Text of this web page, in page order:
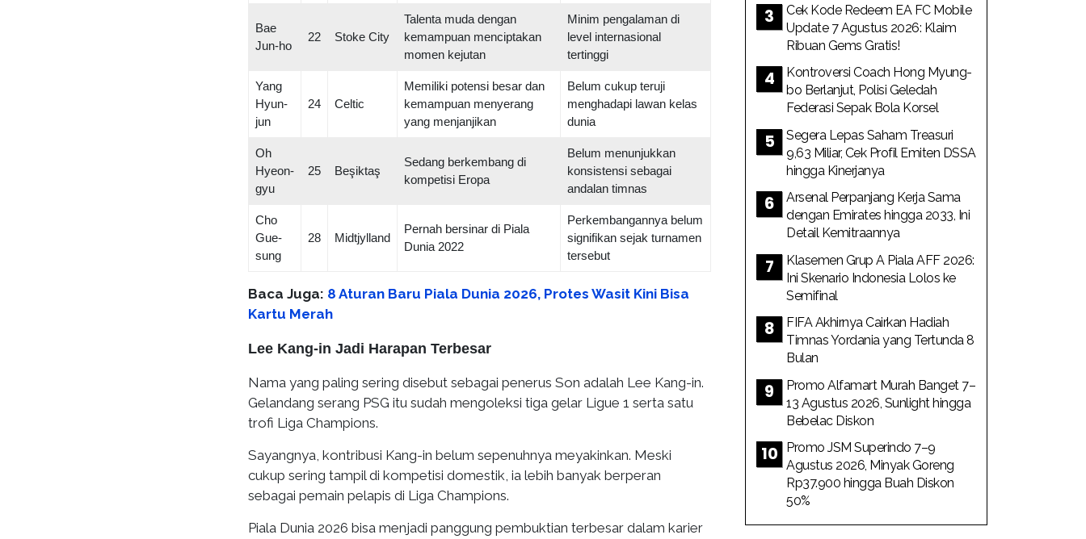
Bae
Jun-ho
22 Stoke City
Talenta muda dengan
kemampuan menciptakan
momen kejutan
Minim pengalaman di
level internasional
tertinggi
Yang
Hyun-
jun
24 Celtic
Memiliki potensi besar dan
kemampuan menyerang
yang menjanjikan
Belum cukup teruji
menghadapi lawan kelas
dunia
Oh
Hyeon-
gyu
25 Beşiktaş
Sedang berkembang di
kompetisi Eropa
Belum menunjukkan
konsistensi sebagai
andalan timnas
Cho
Gue-
sung
28 Midtjylland
Pernah bersinar di Piala
Dunia 2022
Perkembangannya belum
signifikan sejak turnamen
tersebut
Baca Juga: 8 Aturan Baru Piala Dunia 2026, Protes Wasit Kini Bisa
Kartu Merah
Lee Kang-in Jadi Harapan Terbesar
Nama yang paling sering disebut sebagai penerus Son adalah Lee Kang-in.
Gelandang serang PSG itu sudah mengoleksi tiga gelar Ligue 1 serta satu
trofi Liga Champions.
Sayangnya, kontribusi Kang-in belum sepenuhnya meyakinkan. Meski
cukup sering tampil di kompetisi domestik, ia lebih banyak berperan
sebagai pemain pelapis di Liga Champions.
Piala Dunia 2026 bisa menjadi panggung pembuktian terbesar dalam karier
Cek Kode Redeem EA FC Mobile
Update 7 Agustus 2026: Klaim
Ribuan Gems Gratis!
Kontroversi Coach Hong Myung-
bo Berlanjut, Polisi Geledah
Federasi Sepak Bola Korsel
Segera Lepas Saham Treasuri
9,63 Miliar, Cek Profil Emiten DSSA
hingga Kinerjanya
Arsenal Perpanjang Kerja Sama
dengan Emirates hingga 2033, Ini
Detail Kemitraannya
Klasemen Grup A Piala AFF 2026:
Ini Skenario Indonesia Lolos ke
Semifinal
FIFA Akhirnya Cairkan Hadiah
Timnas Yordania yang Tertunda 8
Bulan
Promo Alfamart Murah Banget 7–
13 Agustus 2026, Sunlight hingga
Bebelac Diskon
Promo JSM Superindo 7–9
Agustus 2026, Minyak Goreng
Rp37.900 hingga Buah Diskon
50%